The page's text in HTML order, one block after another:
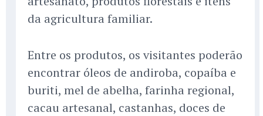
da agricultura familiar.
Entre os produtos, os visitantes poderão
encontrar óleos de andiroba, copaíba e
buriti, mel de abelha, farinha regional,
cacau artesanal, castanhas, doces de